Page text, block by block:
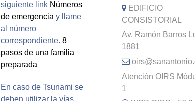
siguiente link Números
de emergencia y llame
al número
correspondiente. 8
pasos de una familia
preparada
En caso de Tsunami se
deben utilizar la vías
EDIFICIO
CONSISTORIAL
Av. Ramón Barros
1881
Atención OIRS
1